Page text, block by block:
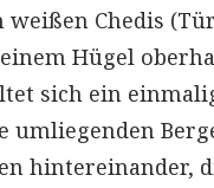
weißen Chedis
Hügel
sich ein
umliegenden
hintereinander,